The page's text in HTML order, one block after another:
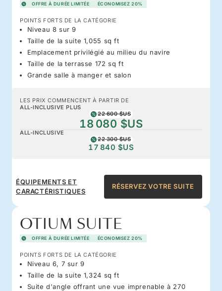
OFFRE À DURÉE LIMITÉE ÉCONOMISEZ 20%
POINTS FORTS DE LA CATÉGORIE
Niveau 8 sur 9
Taille de la suite 1,055 sq ft
Emplacement privilégié au milieu du navire
Taille de la terrasse 172 sq ft
Grande salle à manger et salon
LES PRIX COMMENCENT À PARTIR DE
ALL-INCLUSIVE PLUS
22 600 $US
18 080 $US
ALL-INCLUSIVE
22 300 $US
17 840 $US
ÉQUIPEMENTS ET
CARACTÉRISTIQUES
RÉSERVEZ VOTRE SUITE
OTIUM SUITE
OFFRE À DURÉE LIMITÉE ÉCONOMISEZ 20%
POINTS FORTS DE LA CATÉGORIE
Niveau 6, 7 sur 9
Taille de la suite 1,324 sq ft
Suite d'angle offrant une vue imprenable à 270